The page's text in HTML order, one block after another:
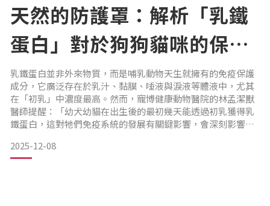
天然的防護罩：解析「乳鐵
蛋白」對於狗狗貓咪的保健
機制｜專業獸醫—林孟潔
乳鐵蛋白並非外來物質，而是哺乳動物天生就擁有的免疫保護
成分，它廣泛存在於乳汁、黏膜、唾液與淚液等體液中，尤其
在「初乳」中濃度最高。然而，寵博健康動物醫院的林孟潔獸
醫師提醒：「幼犬幼貓在出生後的最初幾天能透過初乳獲得乳
鐵蛋白，這對牠們免疫系統的發展有關鍵影響，會深刻影響牠
著時間下降，之後便只能靠體內自行生成。但現代毛孩的生活
環境與飲食型態，早已讓天然生成量不敷使用—壓力大、飲食
2025-12-08